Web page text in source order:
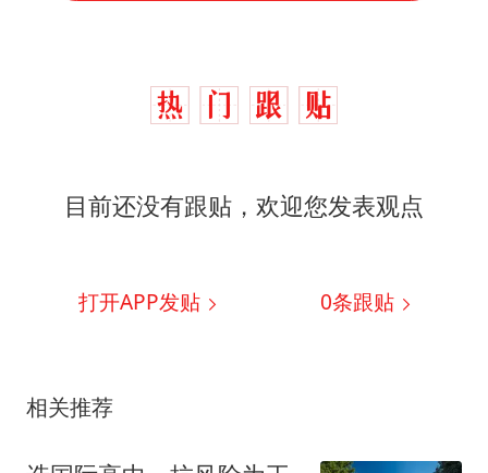
目前还没有跟贴，欢迎您发表观点
打开APP发贴 0条跟贴
相关推荐